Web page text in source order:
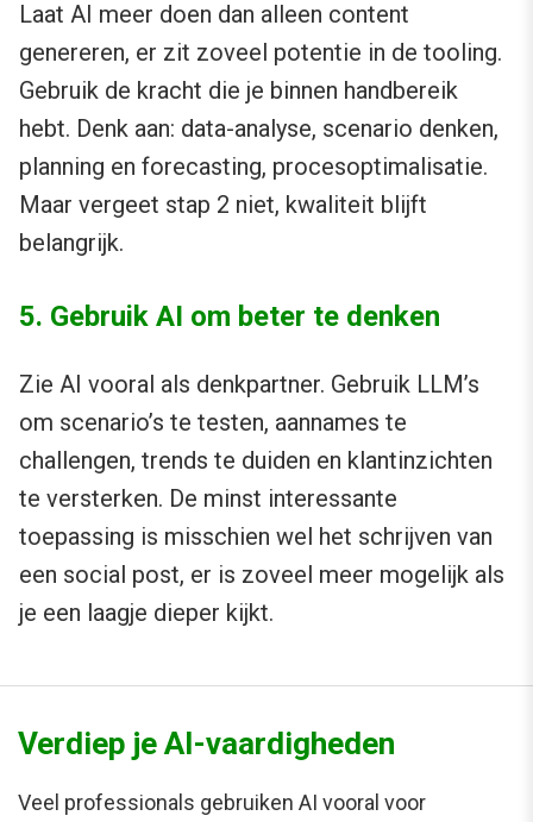
Laat AI meer doen dan alleen content
genereren, er zit zoveel potentie in de tooling.
Gebruik de kracht die je binnen handbereik
hebt. Denk aan: data-analyse, scenario denken,
planning en forecasting, procesoptimalisatie.
Maar vergeet stap 2 niet, kwaliteit blijft
belangrijk.
5. Gebruik AI om beter te denken
Zie AI vooral als denkpartner. Gebruik LLM’s
om scenario’s te testen, aannames te
challengen, trends te duiden en klantinzichten
te versterken. De minst interessante
toepassing is misschien wel het schrijven van
een social post, er is zoveel meer mogelijk als
je een laagje dieper kijkt.
Verdiep je AI-vaardigheden
Veel professionals gebruiken AI vooral voor